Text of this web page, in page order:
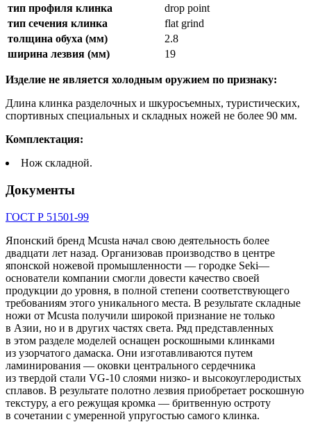
тип профиля клинка
drop point
тип сечения клинка
flat grind
толщина обуха (мм)
2.8
ширина лезвия (мм)
19
Изделие не является холодным оружием по признаку:
Длина клинка разделочных и шкуросъемных, туристических,
спортивных специальных и складных ножей не более 90 мм.
Комплектация:
Нож складной.
Документы
ГОСТ Р 51501-99
Японский бренд Mcusta начал свою деятельность более
двадцати лет назад. Организовав производство в центре
японской ножевой промышленности — городке Seki—
основатели компании смогли довести качество своей
продукции до уровня, в полной степени соответствующего
требованиям этого уникального места. В результате складные
ножи от Mcusta получили широкой признание не только
в Азии, но и в других частях света. Ряд представленных
в этом разделе моделей оснащен роскошными клинками
из узорчатого дамаска. Они изготавливаются путем
ламинирования — оковки центрального сердечника
из твердой стали VG-10 слоями низко- и высокоуглеродистых
сплавов. В результате полотно лезвия приобретает роскошную
текстуру, а его режущая кромка — бритвенную остроту
в сочетании с умеренной упругостью самого клинка.